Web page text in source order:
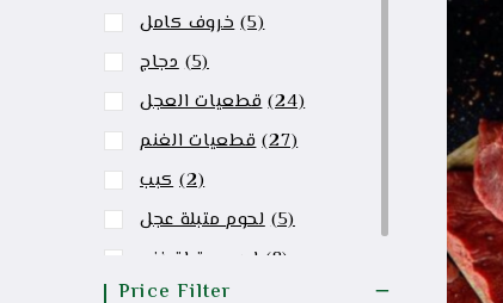
خروف كامل (5)
دجاج (5)
قطعيات العجل (24)
قطعيات الغنم (27)
كبب (2)
لحوم متبلة عجل (5)
لحوم متبلة غنم (8)
Price Filter